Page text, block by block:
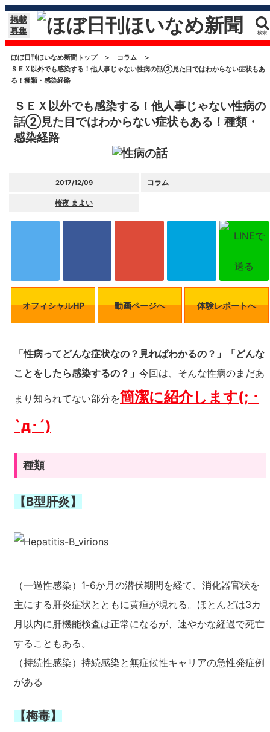
掲載
募集
検索
ほぼ日刊ほいなめ新聞トップ ＞ コラム
＞
ＳＥＸ以外でも感染する！他人事じゃない性病の話②見た目ではわからない症状もあ
る！種類・感染経路
ＳＥＸ以外でも感染する！他人事じゃない性病の
話②見た目ではわからない症状もある！種類・
感染経路
2017/12/09 コラム
桜夜 まよい
オフィシャルHP 動画ページへ 体験レポートへ
「性病ってどんな症状なの？見ればわかるの？」「どんな
ことをしたら感染するの？」 今回は、そんな性病のまだあ
まり知られてない部分を簡潔に紹介します(; ･
`д･´)
種類
【B型肝炎】
（一過性感染）1-6か月の潜伏期間を経て、消化器官状を
主にする肝炎症状とともに黄疸が現れる。ほとんどは3カ
月以内に肝機能検査は正常になるが、速やかな経過で死亡
することもある。
（持続性感染）持続感染と無症候性キャリアの急性発症例
がある
【梅毒】